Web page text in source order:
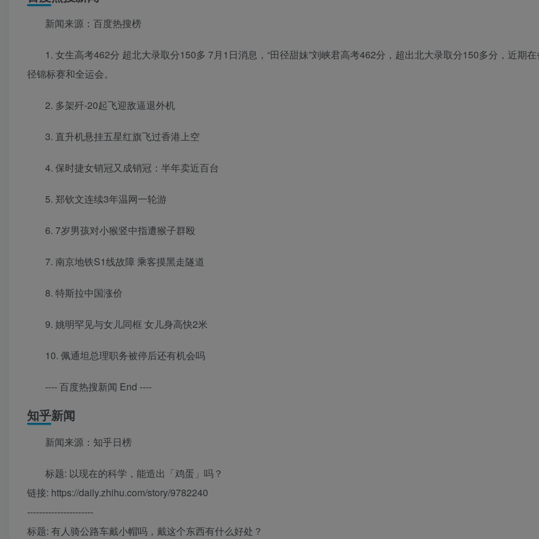
新闻来源：百度热搜榜
1. 女生高考462分 超北大录取分150多 7月1日消息，“田径甜妹”刘峡君高考462分，超出北大录取分150多分，近期
径锦标赛和全运会。
2. 多架歼-20起飞迎敌逼退外机
3. 直升机悬挂五星红旗飞过香港上空
4. 保时捷女销冠又成销冠：半年卖近百台
5. 郑钦文连续3年温网一轮游
6. 7岁男孩对小猴竖中指遭猴子群殴
7. 南京地铁S1线故障 乘客摸黑走隧道
8. 特斯拉中国涨价
9. 姚明罕见与女儿同框 女儿身高快2米
10. 佩通坦总理职务被停后还有机会吗
---- 百度热搜新闻 End ----
知乎新闻
新闻来源：知乎日榜
标题: 以现在的科学，能造出「鸡蛋」吗？
链接: https://daily.zhihu.com/story/9782240
----------------------
标题: 有人骑公路车戴小帽吗，戴这个东西有什么好处？